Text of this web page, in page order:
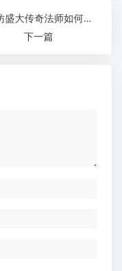
1.85仿盛大传奇法师如何快速刷僵尸洞新开1.76微变传奇
下一篇